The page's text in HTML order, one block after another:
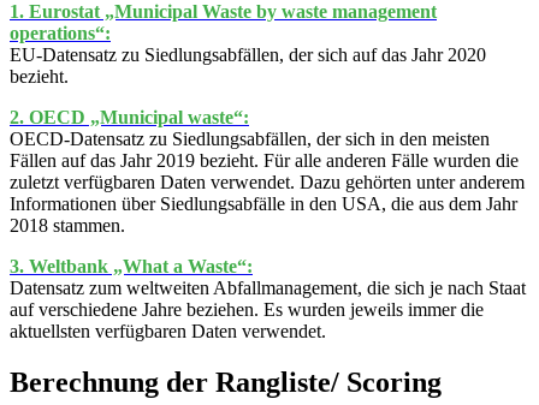
1. Eurostat „Municipal Waste by waste management
operations“:
EU-Datensatz zu Siedlungsabfällen, der sich auf das Jahr 2020
bezieht.
2. OECD „Municipal waste“:
OECD-Datensatz zu Siedlungsabfällen, der sich in den meisten
Fällen auf das Jahr 2019 bezieht. Für alle anderen Fälle wurden die
zuletzt verfügbaren Daten verwendet. Dazu gehörten unter anderem
Informationen über Siedlungsabfälle in den USA, die aus dem Jahr
2018 stammen.
3. Weltbank „What a Waste“:
Datensatz zum weltweiten Abfallmanagement, die sich je nach Staat
auf verschiedene Jahre beziehen. Es wurden jeweils immer die
aktuellsten verfügbaren Daten verwendet.
Berechnung der Rangliste/ Scoring